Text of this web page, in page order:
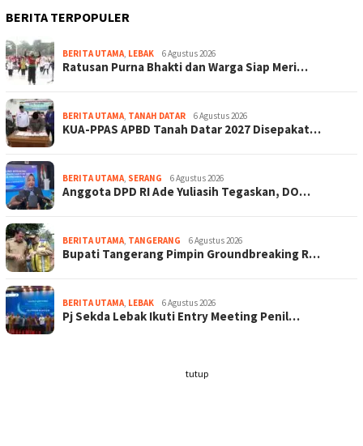
BERITA TERPOPULER
BERITA UTAMA, LEBAK 6 Agustus 2026
Ratusan Purna Bhakti dan Warga Siap Meri…
BERITA UTAMA, TANAH DATAR 6 Agustus 2026
KUA-PPAS APBD Tanah Datar 2027 Disepakat…
BERITA UTAMA, SERANG 6 Agustus 2026
Anggota DPD RI Ade Yuliasih Tegaskan, DO…
BERITA UTAMA, TANGERANG 6 Agustus 2026
Bupati Tangerang Pimpin Groundbreaking R…
BERITA UTAMA, LEBAK 6 Agustus 2026
Pj Sekda Lebak Ikuti Entry Meeting Penil…
tutup